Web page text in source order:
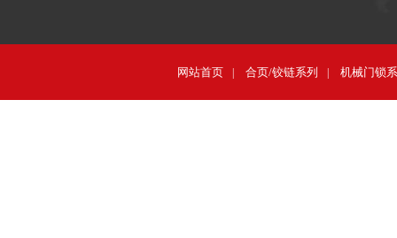
网站首页 合页/铰链系列 机械门锁